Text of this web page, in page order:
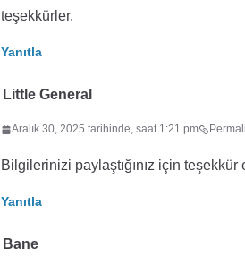
teşekkürler.
Yanıtla
Little General
Aralık 30, 2025 tarihinde, saat 1:21 pm
Bilgilerinizi paylaştığınız için teşekkür
Yanıtla
Bane